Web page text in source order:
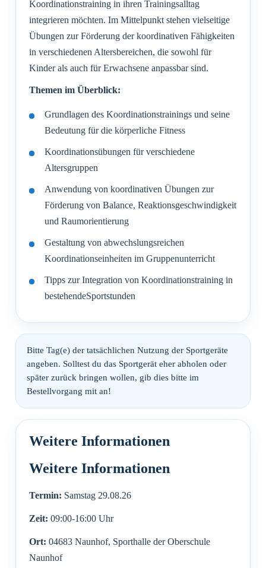
Koordinationstraining in ihren Trainingsalltag
integrieren möchten. Im Mittelpunkt stehen vielseitige
Übungen zur Förderung der koordinativen Fähigkeiten
in verschiedenen Altersbereichen, die sowohl für
Kinder als auch für Erwachsene anpassbar sind.
Themen im Überblick:
Grundlagen des Koordinationstrainings und seine
Bedeutung für die körperliche Fitness
Koordinationsübungen für verschiedene
Altersgruppen
Anwendung von koordinativen Übungen zur
Förderung von Balance, Reaktionsgeschwindigkeit
und Raumorientierung
Gestaltung von abwechslungsreichen
Koordinationseinheiten im Gruppenunterricht
Tipps zur Integration von Koordinationstraining in
bestehendeSportstunden
Bitte Tag(e) der tatsächlichen Nutzung der Sportgeräte
angeben. Solltest du das Sportgerät eher abholen oder
später zurück bringen wollen, gib dies bitte im
Bestellvorgang mit an!
Termin: Samstag 29.08.26
Zeit: 09:00-16:00 Uhr
Ort: 04683 Naunhof, Sporthalle der Oberschule
Naunhof